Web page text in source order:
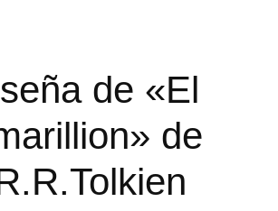
Valiente»,
de
Hal
Foster
de «El
de